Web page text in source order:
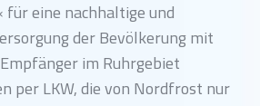
für eine nachhaltige und
der Bevölkerung mit
im Ruhrgebiet
per LKW, die von Nordfrost nur